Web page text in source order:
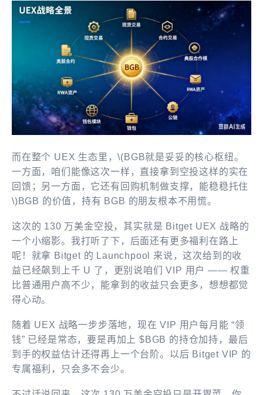
而在整个 UEX 生态里，\(BGB就是妥妥的核心枢纽。
一方面，咱们能像这次一样，直接拿到空投这样的实在
回馈；另一方面，它还有回购机制做支撑，能稳稳托住
\)BGB 的价值，持有 BGB 的朋友根本不用慌。
这次的 130 万美金空投，其实就是 Bitget UEX 战略的
一个小缩影。我打听了下，后面还有更多福利在路上
呢！就拿 Bitget 的 Launchpool 来说，这次给到的收
益已经飙到上千 U 了，更别说咱们 VIP 用户 —— 权重
比普通用户高不少，能拿到的收益只会更多，想想都觉
得心动。
随着 UEX 战略一步步落地，现在 VIP 用户每月能 “领
钱” 已经是常态，要是再加上 $BGB 的持仓加持，最后
到手的权益估计还得再上一个台阶。以后 Bitget VIP 的
专属福利，只会多不会少。